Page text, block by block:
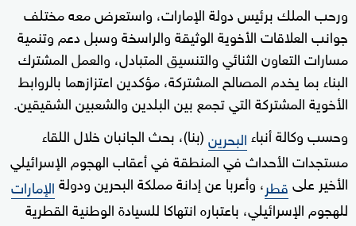
ورحب الملك برئيس دولة الإمارات، واستعرض معه مختلف
جوانب العلاقات الأخوية الوثيقة والراسخة وسبل دعم وتنمية
مسارات التعاون الثنائي والتنسيق المتبادل، والعمل المشترك
البناء بما يخدم المصالح المشتركة، مؤكدين اعتزازهما بالروابط
الأخوية المشتركة التي تجمع بين البلدين والشعبين الشقيقين.
وحسب وكالة أنباء البحرين(بنا)، بحث الجانبان خلال اللقاء
مستجدات الأحداث في المنطقة في أعقاب الهجوم الإسرائيلي
الأخير علىقطر، وأعربا عن إدانة مملكة البحرين ودولةالإمارات
للهجوم الإسرائيلي، باعتباره انتهاكا للسيادة الوطنية القطرية